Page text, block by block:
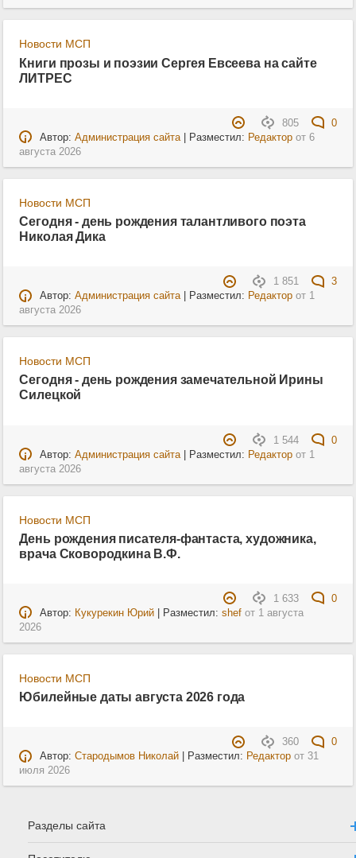
Новости МСП
Книги прозы и поэзии Сергея Евсеева на сайте
ЛИТРЕС
805
0
Автор: Администрация сайта| Разместил: Редакторот 6
августа 2026
Новости МСП
Сегодня - день рождения талантливого поэта
Николая Дика
1 851
3
Автор: Администрация сайта| Разместил: Редакторот 1
августа 2026
Новости МСП
Сегодня - день рождения замечательной Ирины
Силецкой
1 544
0
Автор: Администрация сайта| Разместил: Редакторот 1
августа 2026
Новости МСП
День рождения писателя-фантаста, художника,
врача Сковородкина В.Ф.
1 633
0
Автор: Кукурекин Юрий| Разместил: shefот 1 августа
2026
Новости МСП
Юбилейные даты августа 2026 года
360
0
Автор: Стародымов Николай| Разместил: Редакторот 31
июля 2026
Разделы сайта